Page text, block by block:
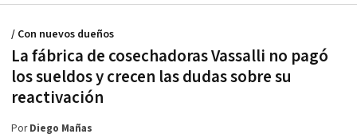
La fábrica de cosechadoras Vassalli no pagó
los sueldos y crecen las dudas sobre su
reactivación
/ Con nuevos dueños
PorDiego Mañas